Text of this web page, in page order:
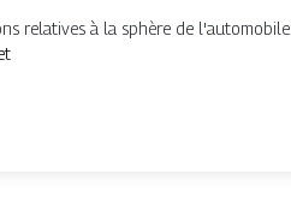
relatives à la sphère de l'automobile.